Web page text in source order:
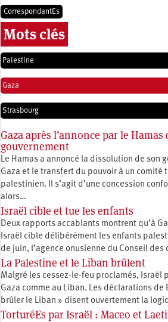
CorrespondantEs
Mots clés
Palestine
Gaza
Strasbourg
Gaza après l’annonce par le
gouvernement
Le Hamas a annoncé la dissolution de son
Gaza et le transfert du pouvoir à un comité
palestinien. Il s’agit d’une concession
alors…
Israël cible et tue les enfants
Deux rapports accablants montrent qu’à
Israël cible délibérément les enfants
de juin, l’agence onusienne du Conseil
La Palestine et le Liban brûlent
Malgré les cessez-le-feu proclamés, Israël
Gaza comme au Liban. Les déclarations de
brûler le Liban » disent ouvertement la
TorturéEs par Israël : Maceo et